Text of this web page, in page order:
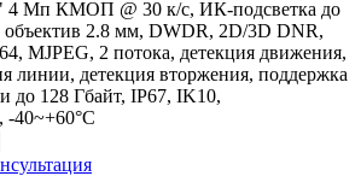
4 Мп КМОП @ 30 к/с, ИК-подсветка до
2.8 мм, DWDR, 2D/3D DNR,
MJPEG, 2 потока, детекция движения,
линии, детекция вторжения, поддержка
до 128 Гбайт, IP67, IK10,
-40~+60°C